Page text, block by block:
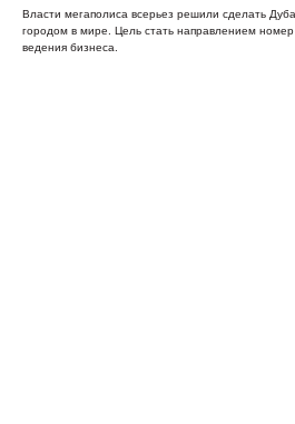
Власти мегаполиса всерьез решили сделать
городом в мире. Цель стать направлением
ведения бизнеса.